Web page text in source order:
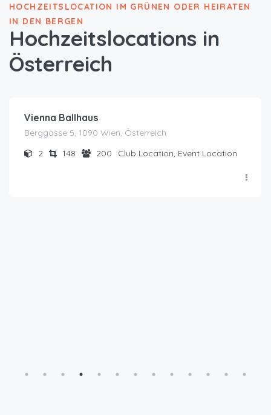
HOCHZEITSLOCATION IM GRÜNEN ODER HEIRATEN
IN DEN BERGEN
Hochzeitslocations in
Österreich
Vienna Ballhaus
Berggasse 5, 1090 Wien, Österreich
2
148 200 Club Location, Event Location